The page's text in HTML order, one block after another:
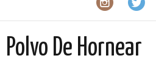
Polvo De Hornear